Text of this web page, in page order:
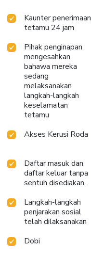
Kaunter penerimaan
tetamu 24 jam
Pihak penginapan
mengesahkan
bahawa mereka
sedang
melaksanakan
langkah-langkah
keselamatan
tetamu
Akses Kerusi Roda
Daftar masuk dan
daftar keluar tanpa
sentuh disediakan.
Langkah-langkah
penjarakan sosial
telah dilaksanakan
Dobi